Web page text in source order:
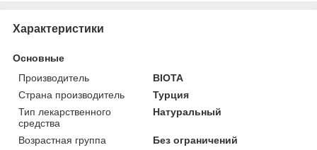
Характеристики
Основные
Производитель
BIOTA
Страна производитель
Турция
Тип лекарственного
средства
Натуральный
Возрастная группа
Без ограничений